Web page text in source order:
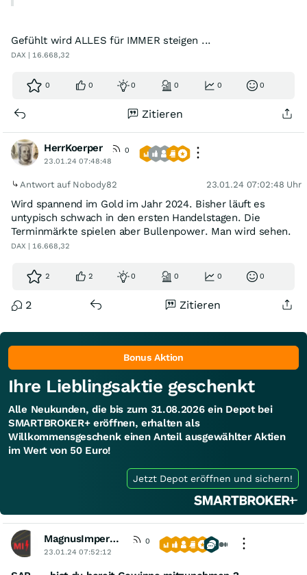
Gefühlt wird ALLES für IMMER steigen ...
DAX | 16.668,32
0 0 0 0 0 0
Zitieren
HerrKoerper
0
23.01.24 07:48:48
Antwort auf Nobody82 23.01.24 07:02:48 Uhr
Wird spannend im Gold im Jahr 2024. Bisher läuft es
untypisch schwach in den ersten Handelstagen. Die
Terminmärkte spielen aber Bullenpower. Man wird sehen.
DAX | 16.668,32
2 2 0 0 0 0
2 Zitieren
Bonus Aktion
Ihre Lieblingsaktie geschenkt
Alle Neukunden, die bis zum 31.08.2026 ein Depot bei
SMARTBROKER+ eröffnen, erhalten als
Willkommensgeschenk einen Anteil ausgewählter Aktien
im Wert von 50 Euro!
Jetzt Depot eröffnen und sichern!
MagnusImperata
0
23.01.24 07:52:12